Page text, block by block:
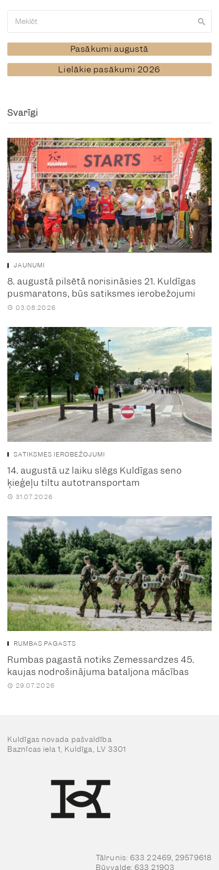
Pasākumi augustā
Lielākie pasākumi 2026
Svarīgi
JAUNUMI
8. augustā pilsētā norisināsies 21. Kuldīgas
pusmaratons, būs satiksmes ierobežojumi
03.08.2026
SATIKSMES IEROBEŽOJUMI
14. augustā uz laiku slēgs Kuldīgas seno
ķieģeļu tiltu autotransportam
31.07.2026
RUMBAS PAGASTS
Rumbas pagastā notiks Zemessardzes 45.
kaujas nodrošinājuma bataljona mācības
29.07.2026
Kuldīgas novada pašvaldība
Baznīcas iela 1, Kuldīga, LV 3301
Tālrunis: 633 22469, 29579618
Būvvalde: 633 21903